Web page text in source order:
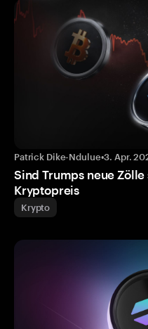
Patrick Dike-Ndulue•3. Apr.
Sind Trumps neue
Kryptopreis
Krypto